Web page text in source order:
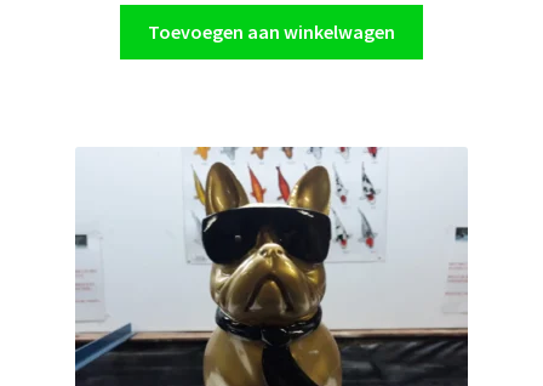
Toevoegen aan winkelwagen